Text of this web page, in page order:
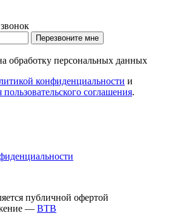
Перезвоните мне
обработку персональных данных
конфиденциальности и
пользовательского соглашения.
публичной офертой
— BTB